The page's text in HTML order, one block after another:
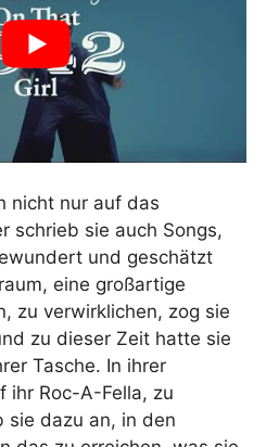
nicht nur auf das
schrieb sie auch Songs,
und geschätzt
eine großartige
zu verwirklichen, zog sie
zu dieser Zeit hatte sie
Tasche. In ihrer
ihr Roc-A-Fella, zu
sie dazu an, in den